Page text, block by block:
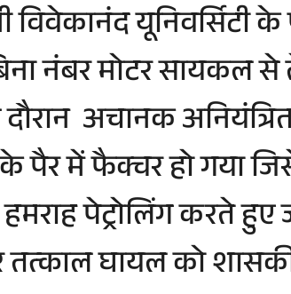
विवेकानंद यूनिवर्सिटी
नंबर मोटर सायकल
अचानक
में फैक्चर हो गया जिसे
पेट्रोलिंग करते
तत्काल घायल को